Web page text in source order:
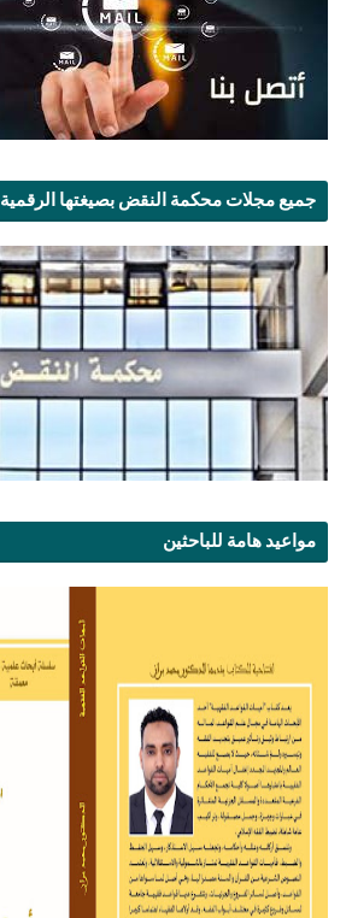
جميع مجلات محكمة النقض بصيغتها الرقمية
مواعيد هامة للباحثين